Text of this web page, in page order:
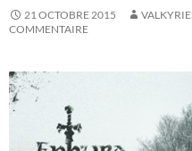
21 OCTOBRE 2015
COMMENTAIRE